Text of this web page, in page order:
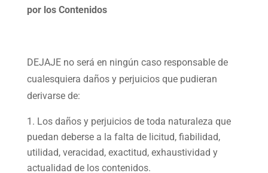
por los Contenidos
DEJAJE no será en ningún caso responsable de
cualesquiera daños y perjuicios que pudieran
derivarse de:
Los daños y perjuicios de toda naturaleza que
puedan deberse a la falta de licitud, fiabilidad,
utilidad, veracidad, exactitud, exhaustividad y
actualidad de los contenidos.